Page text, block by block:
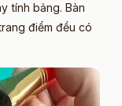
tính bảng. Bàn
điểm đều có